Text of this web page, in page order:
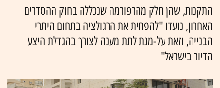
התקנות, שהן חלק מהרפורמה שנכללה בחוק ההסדרים
האחרון, נועדו "להפחית את הרגולציה בתחום היתרי
הבנייה, וזאת על-מנת לתת מענה לצורך בהגדלת היצע
הדיור בישראל"